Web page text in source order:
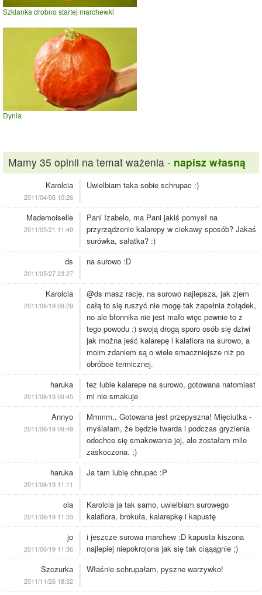
Szklanka drobno startej marchewki
Dynia
Mamy 35 opinii na temat ważenia - napisz własną
Karolcia
2011/04/08 10:26
Uwielbiam taka sobie schrupac :)
Mademoiselle
2011/05/21 11:49
Pani Izabelo, ma Pani jakiś pomysł na
przyrządzenie kalarepy w ciekawy sposób? Jakaś
surówka, sałatka? :)
ds
2011/05/27 23:27
na surowo :D
Karolcia
2011/06/19 08:29
@ds masz rację, na surowo najlepsza, jak zjem
całą to się ruszyć nie mogę tak zapełnia żołądek,
no ale błonnika nie jest mało więc pewnie to z
tego powodu :) swoją drogą sporo osób się dziwi
jak można jeść kalarepę i kalafiora na surowo, a
moim zdaniem są o wiele smaczniejsze niż po
obróbce termicznej.
haruka
2011/06/19 09:45
tez lubie kalarepe na surowo, gotowana natomiast
mi nie smakuje
Annyo
2011/06/19 09:49
Mmmm.. Gotowana jest przepyszna! Mięciutka -
myślałam, że będzie twarda i podczas gryzienia
odechce się smakowania jej, ale zostałam mile
zaskoczona. ;)
haruka
2011/06/19 11:11
Ja tam lubię chrupac :P
ola
2011/06/19 11:33
Karolcia ja tak samo, uwielbiam surowego
kalafiora, brokuła, kalarepkę i kapustę
jo
2011/06/19 11:36
i jeszcze surowa marchew :D kapusta kiszona
najlepiej niepokrojona jak się tak ciąąągnie ;)
Szczurka
2011/11/26 18:32
Właśnie schrupałam, pyszne warzywko!